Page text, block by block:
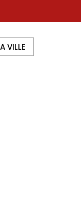
VILLE